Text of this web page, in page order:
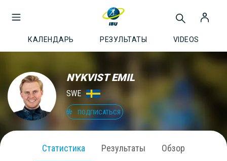
КАЛЕНДАРЬ РЕЗУЛЬТАТЫ VIDEOS
NYKVIST EMIL
SWE
ПОДПИСАТЬСЯ
Статистика Результаты Обзор